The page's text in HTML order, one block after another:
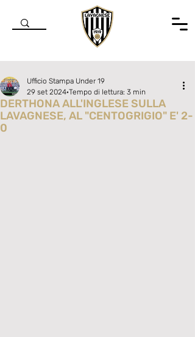
DERTHONA ALL'INGLESE SULLA
LAVAGNESE, AL "CENTOGRIGIO" E' 2-
0
Ufficio Stampa Under 19
29 set 2024 Tempo di lettura: 3 min